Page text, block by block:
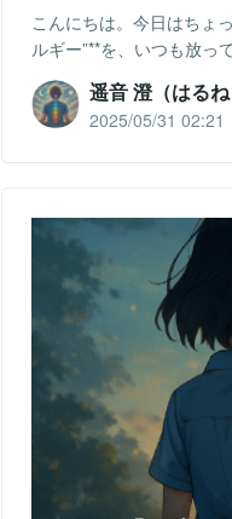
こんにちは。今日はちょ
ルギー”**を、いつも放
遥音 澄（はるね
2025/05/31 02:21